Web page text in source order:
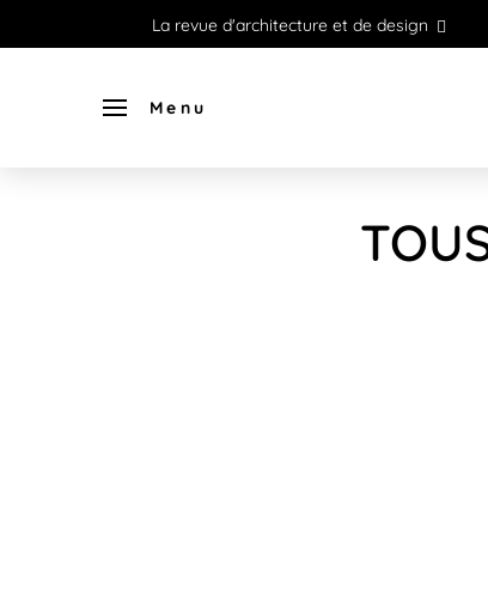
La revue d'architecture et de design
Menu